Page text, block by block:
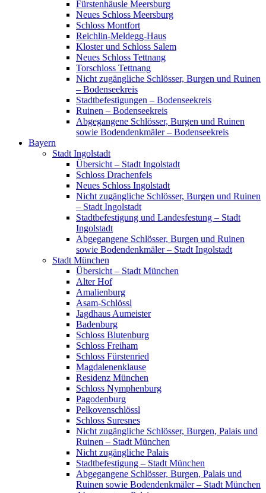
Fürstenhäusle Meersburg
Neues Schloss Meersburg
Schloss Montfort
Reichlin-Meldegg-Haus
Kloster und Schloss Salem
Neues Schloss Tettnang
Torschloss Tettnang
Nicht zugängliche Schlösser, Burgen und Ruinen
– Bodenseekreis
Stadtbefestigungen – Bodenseekreis
Ruinen – Bodenseekreis
Abgegangene Schlösser, Burgen und Ruinen
sowie Bodendenkmäler – Bodenseekreis
Bayern
Stadt Ingolstadt
Übersicht – Stadt Ingolstadt
Schloss Drachenfels
Neues Schloss Ingolstadt
Nicht zugängliche Schlösser, Burgen und Ruinen
– Stadt Ingolstadt
Stadtbefestigung und Landesfestung – Stadt
Ingolstadt
Abgegangene Schlösser, Burgen und Ruinen
sowie Bodendenkmäler – Stadt Ingolstadt
Stadt München
Übersicht – Stadt München
Alter Hof
Amalienburg
Asam-Schlössl
Jagdhaus Aumeister
Badenburg
Schloss Blutenburg
Schloss Freiham
Schloss Fürstenried
Magdalenenklause
Residenz München
Schloss Nymphenburg
Pagodenburg
Pelkovenschlössl
Schloss Suresnes
Nicht zugängliche Schlösser, Burgen, Palais und
Ruinen – Stadt München
Nicht zugängliche Palais
Stadtbefestigung – Stadt München
Abgegangene Schlösser, Burgen, Palais und
Ruinen sowie Bodendenkmäler – Stadt München